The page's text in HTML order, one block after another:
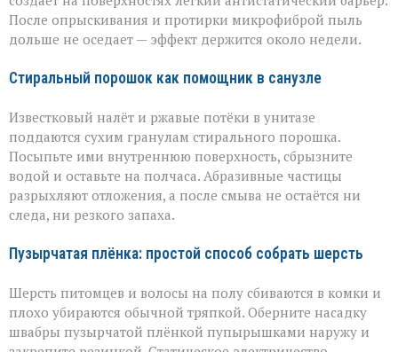
После опрыскивания и протирки микрофиброй пыль
дольше не оседает — эффект держится около недели.
Стиральный порошок как помощник в санузле
Известковый налёт и ржавые потёки в унитазе
поддаются сухим гранулам стирального порошка.
Посыпьте ими внутреннюю поверхность, сбрызните
водой и оставьте на полчаса. Абразивные частицы
разрыхляют отложения, а после смыва не остаётся ни
следа, ни резкого запаха.
Пузырчатая плёнка: простой способ собрать шерсть
Шерсть питомцев и волосы на полу сбиваются в комки и
плохо убираются обычной тряпкой. Оберните насадку
швабры пузырчатой плёнкой пупырышками наружу и